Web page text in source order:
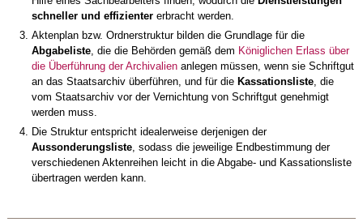
schneller und effizientererbracht werden.
Aktenplan bzw. Ordnerstruktur bilden die Grundlage für die
Abgabeliste, die die Behörden gemäß dem Königlichen Erlass über
die Überführung der Archivalienanlegen müssen, wenn sie Schriftgut
an das Staatsarchiv überführen, und für die Kassationsliste, die
vom Staatsarchiv vor der Vernichtung von Schriftgut genehmigt
werden muss.
Die Struktur entspricht idealerweise derjenigen der
Aussonderungsliste, sodass die jeweilige Endbestimmung der
verschiedenen Aktenreihen leicht in die Abgabe- und Kassationsliste
übertragen werden kann.